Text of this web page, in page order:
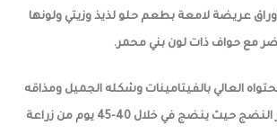
عريضة لامعة بطعم حلو لذيذ وزيتي ولونها
مع حواف ذات لون بني محمر.
العالي بالفيتامينات وشكله الجميل ومذاقه
اللذيذ. الصنف مبكر النضج حيث ينضج في خلال 40-45 يوم من زراعة